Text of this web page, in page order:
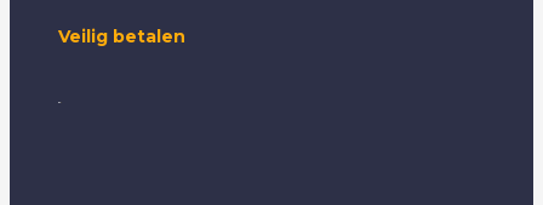
Veilig betalen